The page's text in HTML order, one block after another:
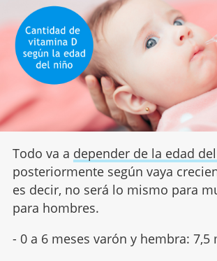
Todo va a depender de la edad
posteriormente según vaya
es decir, no será lo mismo para
para hombres.
- 0 a 6 meses varón y hembra: 7,5